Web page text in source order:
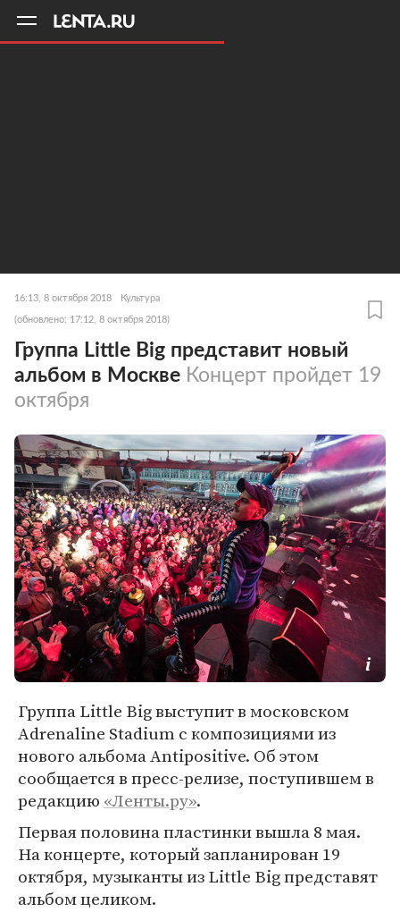
16:13, 8 октября 2018 Культура
(обновлено: 17:12, 8 октября 2018)
Группа Little Big представит новый
альбом в Москве Концерт пройдет 19
октября
Группа Little Big выступит в московском
Adrenaline Stadium с композициями из
нового альбома Antipositive. Об этом
сообщается в пресс-релизе, поступившем в
редакцию «Ленты.ру».
Первая половина пластинки вышла 8 мая.
На концерте, который запланирован 19
октября, музыканты из Little Big представят
альбом целиком.